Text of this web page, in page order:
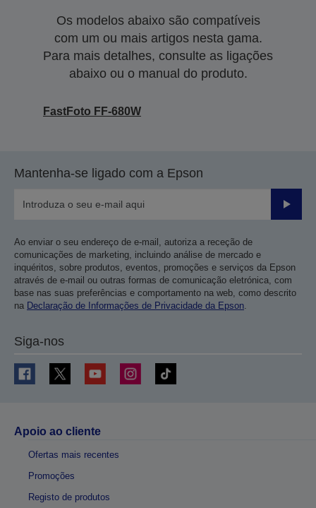
Os modelos abaixo são compatíveis
com um ou mais artigos nesta gama.
Para mais detalhes, consulte as ligações
abaixo ou o manual do produto.
FastFoto FF-680W
Mantenha-se ligado com a Epson
Enviar
Ao enviar o seu endereço de e-mail, autoriza a receção de
comunicações de marketing, incluindo análise de mercado e
inquéritos, sobre produtos, eventos, promoções e serviços da Epson
através de e-mail ou outras formas de comunicação eletrónica, com
base nas suas preferências e comportamento na web, como descrito
na Declaração de Informações de Privacidade da Epson.
Siga-nos
Apoio ao cliente
Ofertas mais recentes
Promoções
Registo de produtos